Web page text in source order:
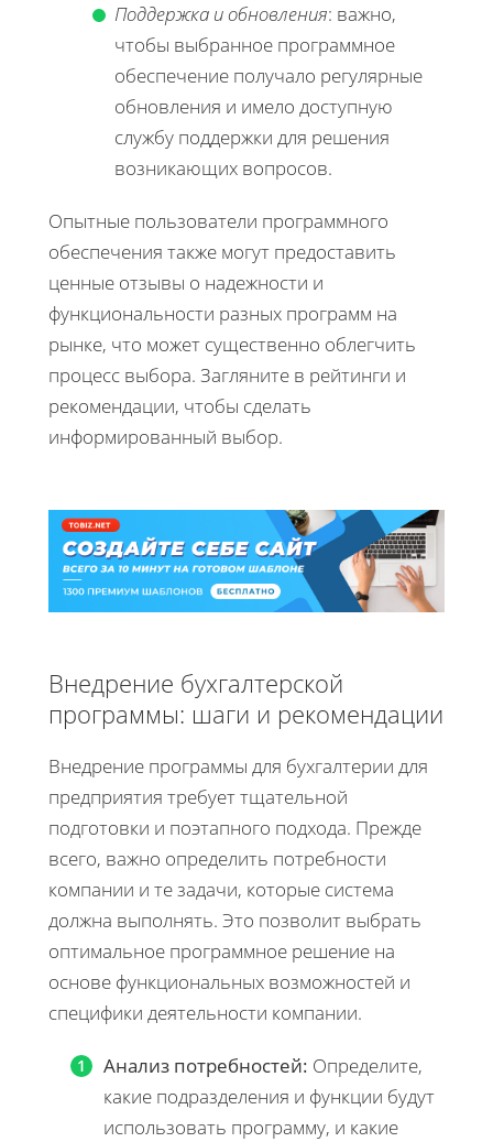
Поддержка и обновления: важно,
чтобы выбранное программное
обеспечение получало регулярные
обновления и имело доступную
службу поддержки для решения
возникающих вопросов.
Опытные пользователи программного
обеспечения также могут предоставить
ценные отзывы о надежности и
функциональности разных программ на
рынке, что может существенно облегчить
процесс выбора. Загляните в рейтинги и
рекомендации, чтобы сделать
информированный выбор.
Внедрение бухгалтерской
программы: шаги и рекомендации
Внедрение программы для бухгалтерии для
предприятия требует тщательной
подготовки и поэтапного подхода. Прежде
всего, важно определить потребности
компании и те задачи, которые система
должна выполнять. Это позволит выбрать
оптимальное программное решение на
основе функциональных возможностей и
специфики деятельности компании.
Анализ потребностей: Определите,
какие подразделения и функции будут
использовать программу, и какие